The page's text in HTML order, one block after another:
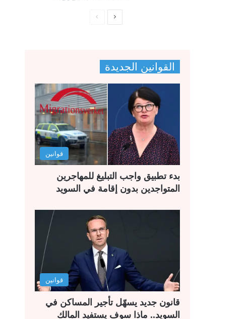
ف
ح
ة
ل
س
ا
ب
ق
ة
ف
ح
ت
ا
ل
ة
القوانين الجديدة
قوانين
بدء تطبيق واجب التبليغ للمهاجرين
المتواجدين بدون إقامة في السويد
قوانين
قانون جديد يسهّل تأجير المساكن في
السويد.. ماذا سوف يستفيد المالك